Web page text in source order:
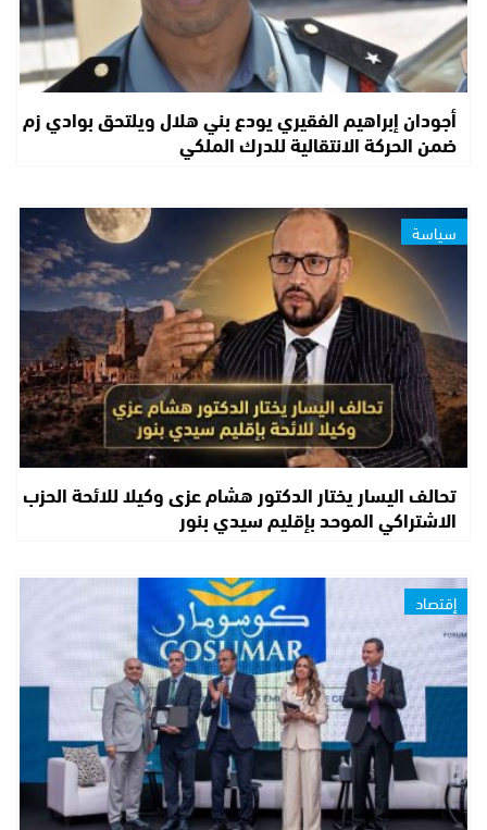
أجودان إبراهيم الفقيري يودع بني هلال ويلتحق بوادي زم
ضمن الحركة الانتقالية للدرك الملكي
سياسة
تحالف اليسار يختار الدكتور هشام عزى وكيلا للائحة الحزب
الاشتراكي الموحد بإقليم سيدي بنور
إقتصاد